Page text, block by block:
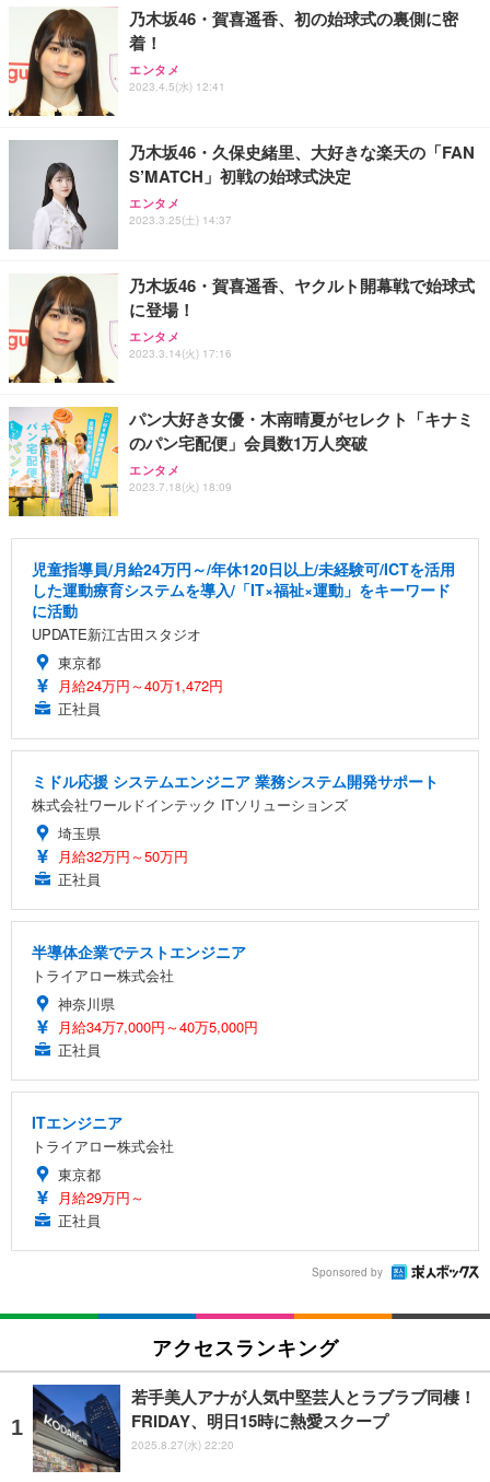
乃木坂46・賀喜遥香、初の始球式の裏側に密
着！
エンタメ
2023.4.5(水) 12:41
乃木坂46・久保史緒里、大好きな楽天の「FAN
S’MATCH」初戦の始球式決定
エンタメ
2023.3.25(土) 14:37
乃木坂46・賀喜遥香、ヤクルト開幕戦で始球式
に登場！
エンタメ
2023.3.14(火) 17:16
パン大好き女優・木南晴夏がセレクト「キナミ
のパン宅配便」会員数1万人突破
エンタメ
2023.7.18(火) 18:09
児童指導員/月給24万円～/年休120日以上/未経験可/ICTを活用
した運動療育システムを導入/「IT×福祉×運動」をキーワード
に活動
UPDATE新江古田スタジオ
東京都
月給24万円～40万1,472円
正社員
ミドル応援 システムエンジニア 業務システム開発サポート
株式会社ワールドインテック ITソリューションズ
埼玉県
月給32万円～50万円
正社員
半導体企業でテストエンジニア
トライアロー株式会社
神奈川県
月給34万7,000円～40万5,000円
正社員
ITエンジニア
トライアロー株式会社
東京都
月給29万円～
正社員
Sponsored by
アクセスランキング
若手美人アナが人気中堅芸人とラブラブ同棲！
FRIDAY、明日15時に熱愛スクープ
2025.8.27(水) 22:20